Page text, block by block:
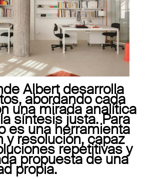
Albert desarrolla
abordando cada
una mirada analítica
síntesis justa. Para
es una herramienta
y resolución, capaz
repetitivas y
propuesta de una
propia.